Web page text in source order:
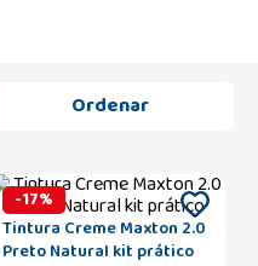
-17%
Tintura Creme Maxton 2.0
Preto Natural kit prático